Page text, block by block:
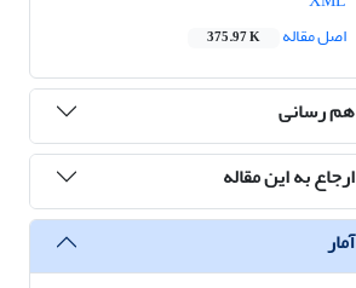
اصل مقاله
375.97 K
هم رسانی
ارجاع به این مقاله
آمار